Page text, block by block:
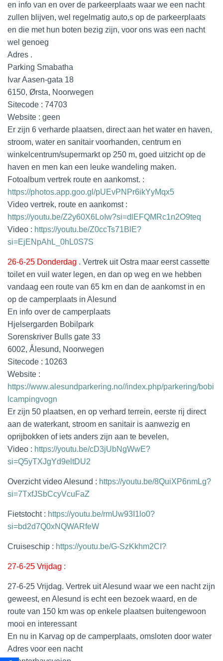
en info van en over de parkeerplaats waar we een nacht
zullen blijven, wel regelmatig auto,s op de parkeerplaats
en die met hun boten bezig zijn, voor ons was een nacht
wel genoeg
Adres .
Parking Smabatha
Ivar Aasen-gata 18
6150, Ørsta, Noorwegen
Sitecode : 74703
Website : geen
Er zijn 6 verharde plaatsen, direct aan het water en haven,
stroom, water en sanitair voorhanden, centrum en
winkelcentrum/supermarkt op 250 m, goed uitzicht op de
haven en men kan een leuke wandeling maken.
Fotoalbum vertrek route en aankomst. :
https://photos.app.goo.gl/pUEvPNPr6ikYyMqx5
Video vertrek, route en aankomst :
https://youtu.be/Z2y60X6LoIw?si=dlEFQMRc1n2O9teq
Video : https://youtu.be/Z0ccTs71BlE?
si=EjENpAhL_0hL0S7S
26-6-25 Donderdag . Vertrek uit Ostra maar eerst cassette
toilet en vuil water legen, en dan op weg en we hebben
vandaag een route van 65 km en dan de aankomst in en
op de camperplaats in Alesund
En info over de camperplaats
Hjelsergarden Bobilpark
Sorenskriver Bulls gate 33
6002, Ålesund, Noorwegen
Sitecode : 10263
Website :
https://www.alesundparkering.no//index.php/parkering/bobi
lcampingvogn
Er zijn 50 plaatsen, en op verhard terrein, eerste rij direct
aan de waterkant, stroom en sanitair is aanwezig en
oprijbokken of iets anders zijn aan te bevelen,
Video : https://youtu.be/cD3jUbNgWwE?
si=Q5yTXJgYd9eltDU2
Overzicht video Alesund : https://youtu.be/8QuiXP6nmLg?
si=7TxfJSbCcyVcuFaZ
Fietstocht : https://youtu.be/rmUw93I1lo0?
si=bd2d7Q0xNQWARfeW
Cruiseschip : https://youtu.be/G-SzKkhm2CI?
27-6-25 Vrijdag :
27-6-25 Vrijdag. Vertrek uit Alesund waar we een nacht zijn
geweest, en Alesund is echt een bezoek waard, en de
route van 150 km was op enkele plaatsen buitengewoon
mooi en interessant
En nu in Karvag op de camperplaats, omsloten door water
Adres voor een nacht